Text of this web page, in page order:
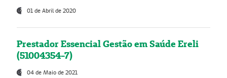
01 de Abril de 2020
Prestador Essencial Gestão em Saúde Ereli
(51004354-7)
04 de Maio de 2021